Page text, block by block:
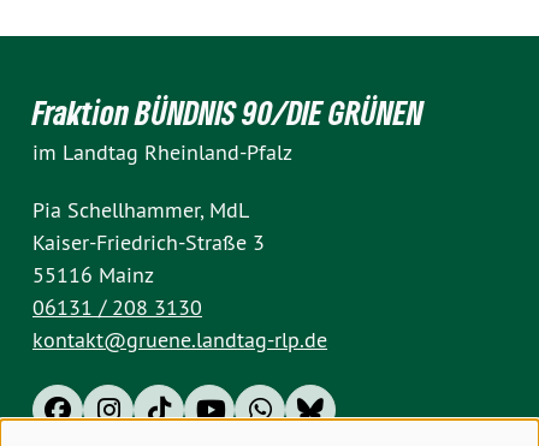
Fraktion BÜNDNIS 90/DIE GRÜNEN
im Landtag Rheinland-Pfalz
Pia Schellhammer, MdL
Kaiser-Friedrich-Straße 3
55116 Mainz
06131 / 208 3130
kontakt@gruene.landtag-rlp.de